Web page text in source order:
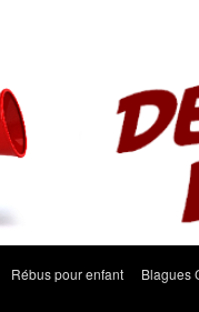
Rébus pour enfant Blagues